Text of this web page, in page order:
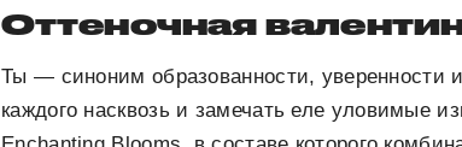
Оттеночная
Ты — синоним образованности, уверенности
каждого насквозь и замечать еле уловимые